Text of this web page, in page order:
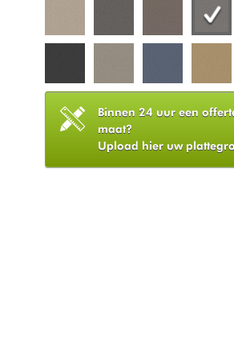
Binnen 24 uur een
maat?
Upload hier uw